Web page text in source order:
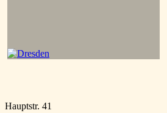
Hauptstr. 41